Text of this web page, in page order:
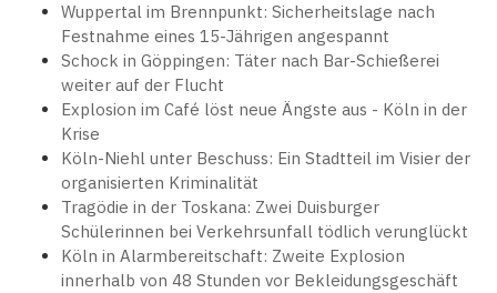
Wuppertal im Brennpunkt: Sicherheitslage nach
Festnahme eines 15-Jährigen angespannt
Schock in Göppingen: Täter nach Bar-Schießerei
weiter auf der Flucht
Explosion im Café löst neue Ängste aus - Köln in der
Krise
Köln-Niehl unter Beschuss: Ein Stadtteil im Visier der
organisierten Kriminalität
Tragödie in der Toskana: Zwei Duisburger
Schülerinnen bei Verkehrsunfall tödlich verunglückt
Köln in Alarmbereitschaft: Zweite Explosion
innerhalb von 48 Stunden vor Bekleidungsgeschäft